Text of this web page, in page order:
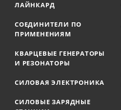
ЛАЙНКАРД
СОЕДИНИТЕЛИ ПО
ПРИМЕНЕНИЯМ
КВАРЦЕВЫЕ ГЕНЕРАТОРЫ
И РЕЗОНАТОРЫ
СИЛОВАЯ ЭЛЕКТРОНИКА
СИЛОВЫЕ ЗАРЯДНЫЕ